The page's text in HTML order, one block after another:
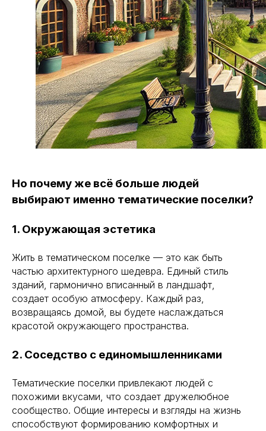
Но почему же всё больше людей
выбирают именно тематические поселки?
1. Окружающая эстетика
Жить в тематическом поселке — это как быть
частью архитектурного шедевра. Единый стиль
зданий, гармонично вписанный в ландшафт,
создает особую атмосферу. Каждый раз,
возвращаясь домой, вы будете наслаждаться
красотой окружающего пространства.
2. Соседство с единомышленниками
Тематические поселки привлекают людей с
похожими вкусами, что создает дружелюбное
сообщество. Общие интересы и взгляды на жизнь
способствуют формированию комфортных и